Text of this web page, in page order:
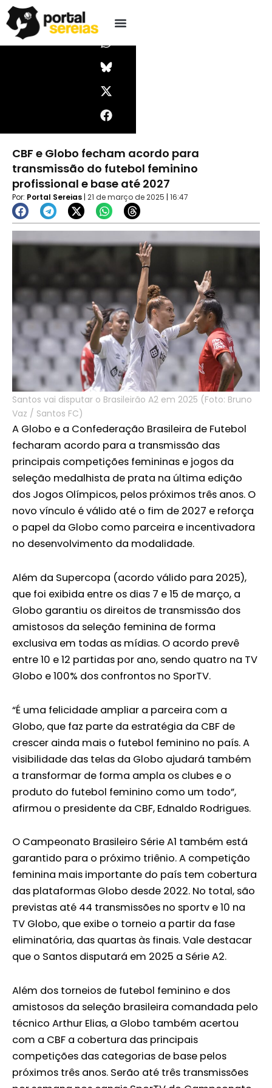
para
t
a
g
r
a
m
t
s
a
p
p
w
i
t
t
e
r
e
b
o
o
k
Pesquisar
CBF e Globo fecham acordo para
transmissão do futebol feminino
profissional e base até 2027
Por: Portal Sereias | 21 de março de 2025 | 16:47
Santos vai disputar o Brasileirão A2 em 2025 (Foto: Bruno
Vaz / Santos FC)
A Globo e a Confederação Brasileira de Futebol
fecharam acordo para a transmissão das
principais competições femininas e jogos da
seleção medalhista de prata na última edição
dos Jogos Olímpicos, pelos próximos três anos. O
novo vínculo é válido até o fim de 2027 e reforça
o papel da Globo como parceira e incentivadora
no desenvolvimento da modalidade.
Além da Supercopa (acordo válido para 2025),
que foi exibida entre os dias 7 e 15 de março, a
Globo garantiu os direitos de transmissão dos
amistosos da seleção feminina de forma
exclusiva em todas as mídias. O acordo prevê
entre 10 e 12 partidas por ano, sendo quatro na TV
Globo e 100% dos confrontos no SporTV.
“É uma felicidade ampliar a parceira com a
Globo, que faz parte da estratégia da CBF de
crescer ainda mais o futebol feminino no país. A
visibilidade das telas da Globo ajudará também
a transformar de forma ampla os clubes e o
produto do futebol feminino como um todo”,
afirmou o presidente da CBF, Ednaldo Rodrigues.
O Campeonato Brasileiro Série A1 também está
garantido para o próximo triênio. A competição
feminina mais importante do país tem cobertura
das plataformas Globo desde 2022. No total, são
previstas até 44 transmissões no sportv e 10 na
TV Globo, que exibe o torneio a partir da fase
eliminatória, das quartas às finais. Vale destacar
que o Santos disputará em 2025 a Série A2.
Além dos torneios de futebol feminino e dos
amistosos da seleção brasileira comandada pelo
técnico Arthur Elias, a Globo também acertou
com a CBF a cobertura das principais
competições das categorias de base pelos
próximos três anos. Serão até três transmissões